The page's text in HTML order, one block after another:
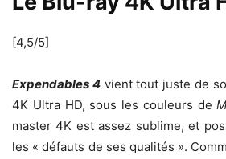
[4,5/5]
Expendables 4vient tout juste de
4K Ultra HD, sous les couleurs de
master 4K est assez sublime, et
les « défauts de ses qualités ».